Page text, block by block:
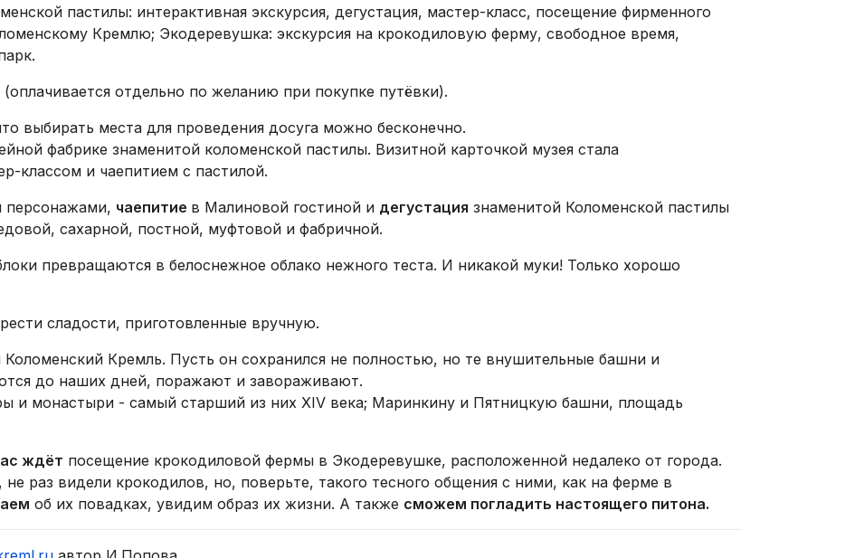
пастилы: интерактивная экскурсия, дегустация, мастер-класс, посещение фирменного
Кремлю; Экодеревушка: экскурсия на крокодиловую ферму, свободное время,
отдельно по желанию при покупке путёвки).
выбирать места для проведения досуга можно бесконечно.
фабрике знаменитой коломенской пастилы. Визитной карточкой музея стала
классом и чаепитием с пастилой.
персонажами, чаепитие в Малиновой гостиной и дегустация знаменитой Коломенской пастилы
сахарной, постной, муфтовой и фабричной.
превращаются в белоснежное облако нежного теста. И никакой муки! Только хорошо
сладости, приготовленные вручную.
Коломенский Кремль. Пусть он сохранился не полностью, но те внушительные башни и
до наших дней, поражают и завораживают.
и монастыри - самый старший из них XIV века; Маринкину и Пятницкую башни, площадь
ждёт посещение крокодиловой фермы в Экодеревушке, расположенной недалеко от города.
раз видели крокодилов, но, поверьте, такого тесного общения с ними, как на ферме в
об их повадках, увидим образ их жизни. А также сможем погладить настоящего питона.